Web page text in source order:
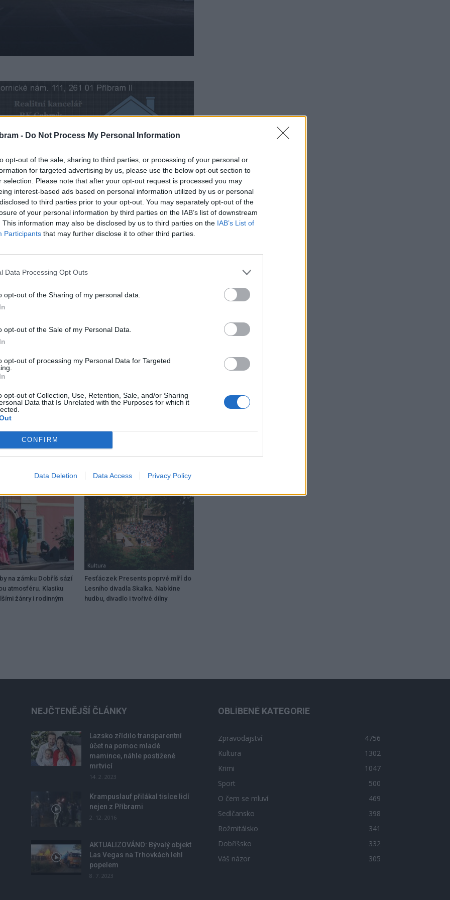
- Do Not Process My Personal Information
opt-out of the sale, sharing to third parties, or processing of your personal or
for targeted advertising by us, please use the below opt-out section to
selection. Please note that after your opt-out request is processed you may
interest-based ads based on personal information utilized by us or personal
to third parties prior to your opt-out. You may separately opt-out of the
of your personal information by third parties on the IAB’s list of downstream
This information may also be disclosed by us to third parties on the IAB’s List of
Participants that may further disclose it to other third parties.
Data Processing Opt Outs
opt-out of the Sharing of my personal data.
opt-out of the Sale of my Personal Data.
opt-out of processing my Personal Data for Targeted
opt-out of Collection, Use, Retention, Sale, and/or Sharing
Data that Is Unrelated with the Purposes for which it
CONFIRM
Data Deletion Data Access Privacy Policy
října od půl jedenácté dopoledne a od 16 hodin
nepřístupné. Součástí prohlídky je také výstava
tzv. klenotnice, která se nachází právě na
zrestaurované barokní hodiny v biskupském pokoji, na
z nedalekých Zbenic. Dále si bude možné prohlédnout
prohlídku nestihne tuto neděli bude mít ještě šanci na
Rožmitálský zámek ožívá kulturními akcemi
na zámku Dobříš sází
atmosféru. Klasiku
žánry i rodinným
Kultura
Fesťáczek Presents poprvé míří do
Lesního divadla Skalka. Nabídne
hudbu, divadlo i tvořivé dílny
NEJČTENĚJŠÍ ČLÁNKY
Lazsko zřídilo transparentní
účet na pomoc mladé
mamince, náhle postižené
mrtvicí
14. 2. 2023
Krampuslauf přilákal tisíce lidí
nejen z Příbrami
2. 12. 2016
AKTUALIZOVÁNO: Bývalý objekt
Las Vegas na Trhovkách lehl
popelem
8. 7. 2023
OBLÍBENÉ KATEGORIE
Zpravodajství
4756
Kultura
1302
Krimi
1047
Sport
500
O čem se mluví
469
Sedlčansko
398
Rožmitálsko
341
Dobříšsko
332
Váš názor
305